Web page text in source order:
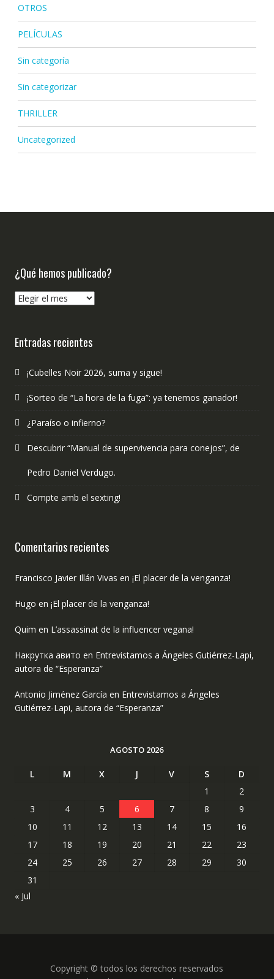
OTROS
PELÍCULAS
Sin categoría
Sin categorizar
THRILLER
Uncategorized
¿Qué hemos publicado?
¿Qué
Entradas recientes
¡Cubelles Noir 2026, suma y sigue!
¡Sorteo de “La hora de la fuga”: ya tenemos ganador!
¿Paraíso o infierno?
Descubrir “Manual de supervivencia para conejos”, de
Pedro Daniel Verdugo.
Compte amb el sexting!
Comentarios recientes
Francisco Javier Illán Vivas en ¡El placer de la venganza!
Hugo en ¡El placer de la venganza!
Quim en L’assassinat de la influencer vegana!
Накрутка авито en Entrevistamos a Ángeles Gutiérrez-Lapi,
autora de “Esperanza”
Antonio Jiménez García en Entrevistamos a Ángeles
Gutiérrez-Lapi, autora de “Esperanza”
AGOSTO 2026
L M X J V S
D
1
2
3
4 5 6 7 8
9
10
11 12 13 14 15
16
17
18 19 20 21 22
23
24
25 26 27 28 29
30
31
« Jul
Copyright © todos los derechos reservados